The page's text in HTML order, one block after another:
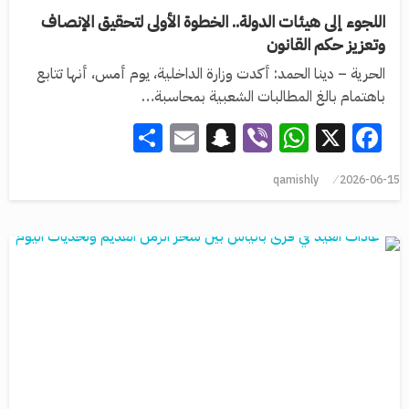
اللجوء إلى هيئات الدولة.. الخطوة الأولى لتحقيق الإنصاف
وتعزيز حكم القانون
الحرية – دينا الحمد: أكدت وزارة الداخلية، يوم أمس، أنها تتابع
باهتمام بالغ المطالبات الشعبية بمحاسبة…
Facebook
X
WhatsApp
Viber
Snapchat
Email
2026-06-15
qamishly